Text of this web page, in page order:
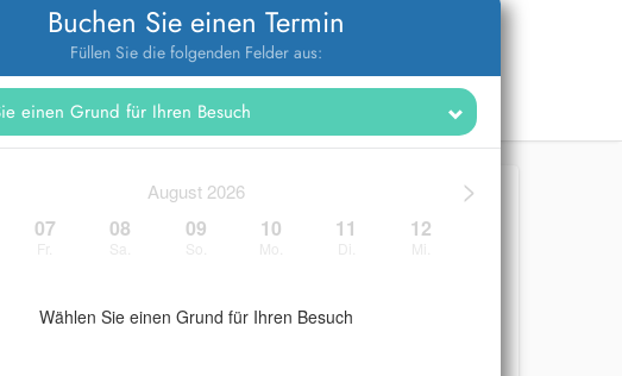
Buchen Sie einen Termin
Füllen Sie die folgenden Felder aus:
>
August 2026
07 08 09 10 11 12
Wählen Sie einen Grund für Ihren Besuch